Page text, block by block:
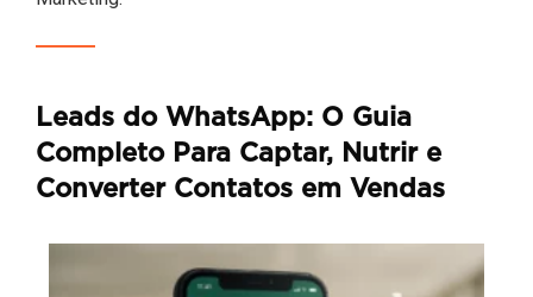
Leads do WhatsApp: O Guia
Completo Para Captar, Nutrir e
Converter Contatos em Vendas